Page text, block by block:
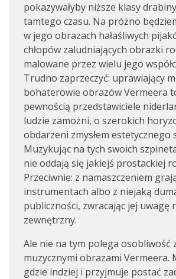
pokazywałyby niższe klasy
tamtego czasu. Na próżno
w jego obrazach hałaśliwych
chłopów zaludniających obrazki
malowane przez wielu jego
Trudno zaprzeczyć: uprawiający
bohaterowie obrazów Vermeera
pewnością przedstawiciele
ludzie zamożni, o szerokich
obdarzeni zmysłem estetycznego
Muzykując na tych swoich
nie oddają się jakiejś prostackiej
Przeciwnie: z namaszczeniem
instrumentach albo z niejaką
publiczności, zwracając jej uwagę
zewnętrzny.
Ale nie na tym polega osobliwość
muzycznymi obrazami Vermeera.
gdzie indziej i przyjmuje postać